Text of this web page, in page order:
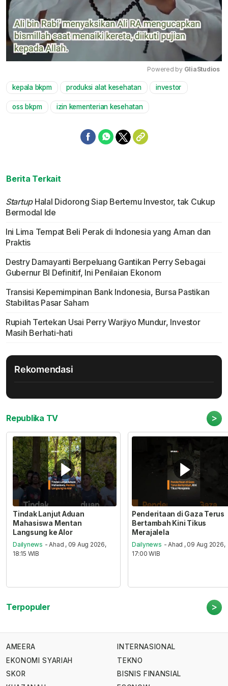
Mute
Powered by GliaStudios
kepala bkpm produksi alat kesehatan investor
oss bkpm izin kementerian kesehatan
Berita Terkait
StartupHalal Didorong Siap Bertemu Investor, tak Cukup
Bermodal Ide
Ini Lima Tempat Beli Perak di Indonesia yang Aman dan
Praktis
Destry Damayanti Berpeluang Gantikan Perry Sebagai
Gubernur BI Definitif, Ini Penilaian Ekonom
Transisi Kepemimpinan Bank Indonesia, Bursa Pastikan
Stabilitas Pasar Saham
Rupiah Tertekan Usai Perry Warjiyo Mundur, Investor
Masih Berhati-hati
Rekomendasi
Republika TV >
Tindak Lanjut Aduan
Mahasiswa Mentan
Langsung ke Alor
Dailynews - Ahad , 09 Aug 2026,
18:15 WIB
Penderitaan di Gaza Terus
Bertambah Kini Tikus
Merajalela
Dailynews - Ahad , 09 Aug 2026,
17:00 WIB
Terpopuler >
AMEERA
EKONOMI SYARIAH
SKOR
INTERNASIONAL
TEKNO
BISNIS FINANSIAL